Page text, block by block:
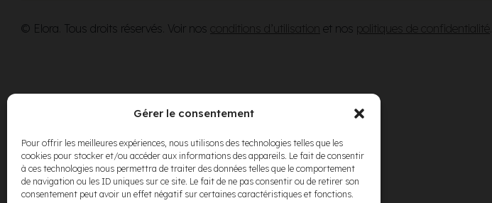
Gérer le consentement
Pour offrir les meilleures expériences, nous utilisons des technologies telles que les
cookies pour stocker et/ou accéder aux informations des appareils. Le fait de consentir
à ces technologies nous permettra de traiter des données telles que le comportement
de navigation ou les ID uniques sur ce site. Le fait de ne pas consentir ou de retirer son
consentement peut avoir un effet négatif sur certaines caractéristiques et fonctions.
© Elora. Tous droits réservés. Voir nos conditions d’utilisation et nos politiques de confidentialité